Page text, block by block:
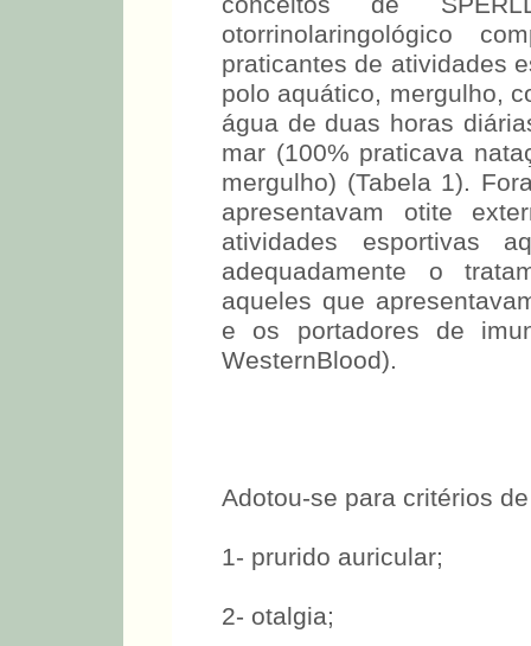
otorrinolaringológico
praticantes de atividades
polo aquático, mergulho,
água de duas horas
mar (100% praticava
mergulho) (Tabela 1).
apresentavam otite
atividades esportivas
adequadamente o
aqueles que
e os portadores de
WesternBlood).
Adotou-se para critérios
1- prurido auricular;
2- otalgia;